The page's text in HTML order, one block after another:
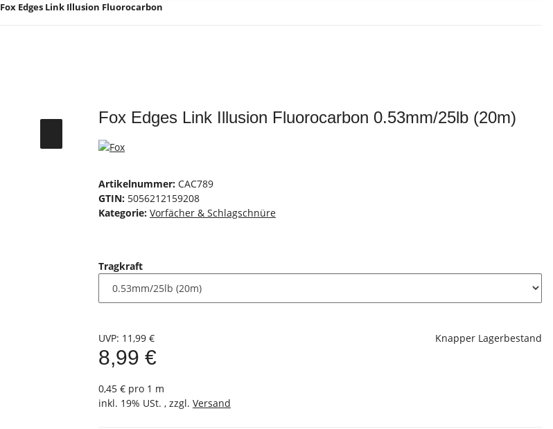
Fox Edges Link Illusion Fluorocarbon
Fox Edges Link Illusion Fluorocarbon 0.53mm/25lb (20m)
Artikelnummer: CAC789
GTIN: 5056212159208
Kategorie: Vorfächer & Schlagschnüre
Tragkraft
UVP: 11,99 €
8,99 €
0,45 € pro 1 m
inkl. 19% USt. , zzgl. Versand
Knapper Lagerbestand